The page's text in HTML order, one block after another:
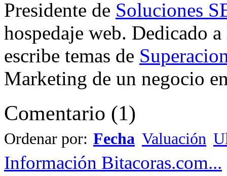
Presidente de Soluciones
hospedaje web. Dedicado
escribe temas de
Marketing de un negocio
Comentario (1)
Ordenar por: Fecha Valuación
Información Bitacoras.com...